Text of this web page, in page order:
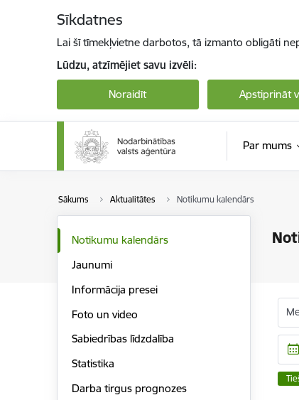
Sīkdatnes
Lai šī tīmekļvietne darbotos, tā izmanto obligāti
Lūdzu, atzīmējiet savu izvēli:
Noraidīt Apstiprināt
Par mums
Sākums Aktualitātes Notikumu kalendārs
Notikumu kalendārs
Jaunumi
Informācija presei
Foto un video
Sabiedrības līdzdalība
Statistika
Darba tirgus prognozes